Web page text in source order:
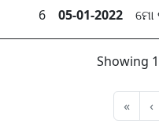
6
05-01-2022 ମୋ
Showing
« ‹